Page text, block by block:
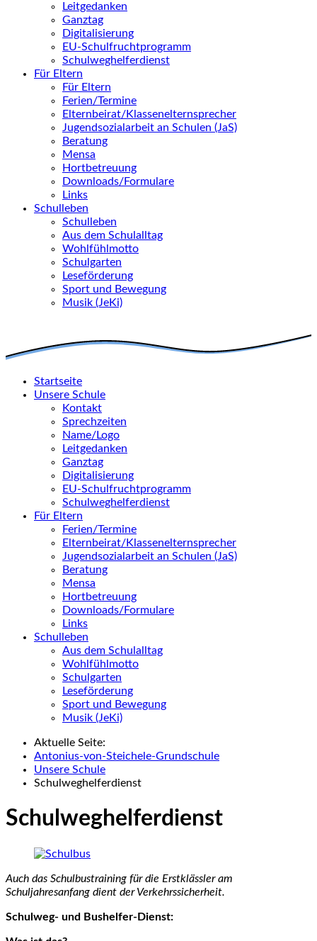
Leitgedanken
Ganztag
Digitalisierung
EU-Schulfruchtprogramm
Schulweghelferdienst
Für Eltern
Für Eltern
Ferien/Termine
Elternbeirat/Klassenelternsprecher
Jugendsozialarbeit an Schulen (JaS)
Beratung
Mensa
Hortbetreuung
Downloads/Formulare
Links
Schulleben
Schulleben
Aus dem Schulalltag
Wohlfühlmotto
Schulgarten
Leseförderung
Sport und Bewegung
Musik (JeKi)
Startseite
Unsere Schule
Kontakt
Sprechzeiten
Name/Logo
Leitgedanken
Ganztag
Digitalisierung
EU-Schulfruchtprogramm
Schulweghelferdienst
Für Eltern
Ferien/Termine
Elternbeirat/Klassenelternsprecher
Jugendsozialarbeit an Schulen (JaS)
Beratung
Mensa
Hortbetreuung
Downloads/Formulare
Links
Schulleben
Aus dem Schulalltag
Wohlfühlmotto
Schulgarten
Leseförderung
Sport und Bewegung
Musik (JeKi)
Aktuelle Seite:
Antonius-von-Steichele-Grundschule
Unsere Schule
Schulweghelferdienst
Schulweghelferdienst
Auch das Schulbustraining für die Erstklässler am
Schuljahresanfang dient der Verkehrssicherheit.
Schulweg- und Bushelfer-Dienst: